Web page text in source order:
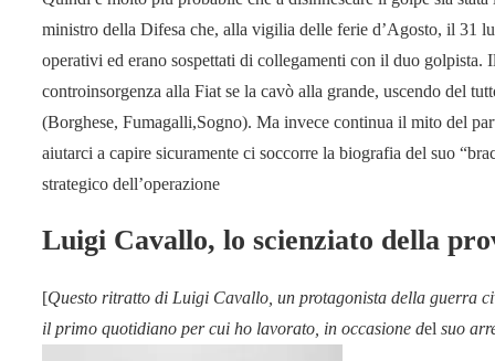
ministro della Difesa che, alla vigilia delle ferie d’Agosto, il 31
operativi ed erano sospettati di collegamenti con il duo golpista.
controinsorgenza alla Fiat se la cavò alla grande, uscendo del
(Borghese, Fumagalli,Sogno). Ma invece continua il mito del
aiutarci a capire sicuramente ci soccorre la biografia del suo
strategico dell’operazione
Luigi Cavallo, lo scienziato della
[Questo ritratto di Luigi Cavallo, un protagonista della guerra
il primo quotidiano per cui ho lavorato, in occasione del suo